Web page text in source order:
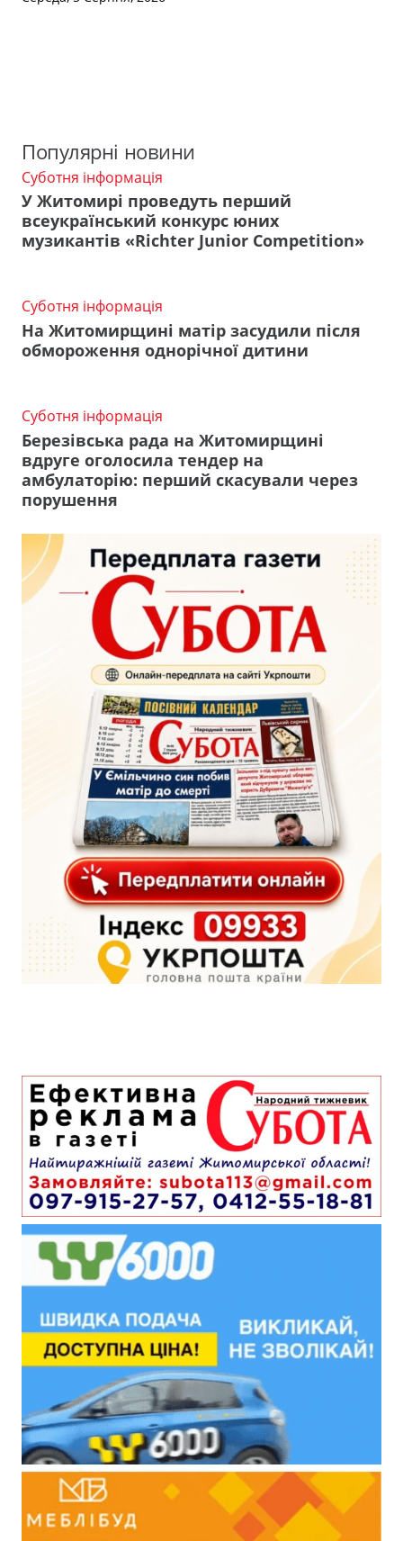
Популярні новини
Суботня інформація
У Житомирі проведуть перший
всеукраїнський конкурс юних
музикантів «Richter Junior Competition»
Суботня інформація
На Житомирщині матір засудили після
обмороження однорічної дитини
Суботня інформація
Березівська рада на Житомирщині
вдруге оголосила тендер на
амбулаторію: перший скасували через
порушення